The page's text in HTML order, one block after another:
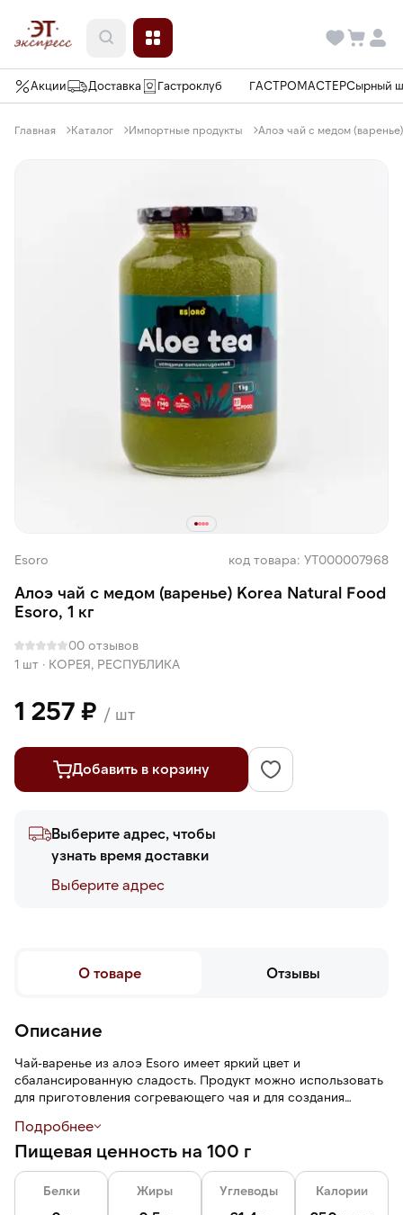
Акции Доставка Гастроклуб ГАСТРОМАСТЕРСырный
Главная Каталог Импортные продукты Алоэ чай с медом
Esoro код товара: УТ000007968
Алоэ чай с медом (варенье) Korea Natural Food
Esoro, 1 кг
00 отзывов
1 шт · КОРЕЯ, РЕСПУБЛИКА
1 257 ₽ / шт
Добавить в корзину
Выберите адрес, чтобы
узнать время доставки
Выберите адреc
О товаре Отзывы
Описание
Чай-варенье из алоэ Esoro имеет яркий цвет и
сбалансированную сладость. Продукт можно использовать
для приготовления согревающего чая и для создания
варенье подходит в качестве топпинга к десертам.
Подробнее
Пищевая ценность на 100 г
Белки Жиры Углеводы Калории